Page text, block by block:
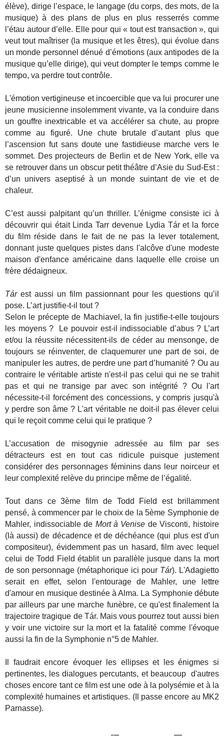
élève), dirige l’espace, le langage (du corps, des mots, de la
musique) à des plans de plus en plus resserrés comme
l’étau autour d’elle. Elle pour qui « tout est transaction », qui
veut tout maîtriser (la musique et les êtres), qui évolue dans
un monde personnel dénué d’émotions (aux antipodes de la
musique qu’elle dirige), qui veut dompter le temps comme le
tempo, va perdre tout contrôle.
L'émotion vertigineuse et incoercible que va lui procurer une
jeune musicienne insolemment vivante, va la conduire dans
un gouffre inextricable et va accélérer sa chute, au propre
comme au figuré. Une chute brutale d’autant plus que
l’ascension fut sans doute une fastidieuse marche vers le
sommet. Des projecteurs de Berlin et de New York, elle va
se retrouver dans un obscur petit théâtre d’Asie du Sud-Est :
d’un univers aseptisé à un monde suintant de vie et de
chaleur.
C’est aussi palpitant qu’un thriller. L’énigme consiste ici à
découvrir qui était Linda Tarr devenue Lydia Tár et la force
du film réside dans le fait de ne pas la lever totalement,
donnant juste quelques pistes dans l'alcôve d'une modeste
maison d'enfance américaine dans laquelle elle croise un
frère dédaigneux.
Tárest aussi un film passionnant pour les questions qu’il
pose. L’art justifie-t-il tout ?
Selon le précepte de Machiavel, la fin justifie-t-elle toujours
les moyens ? Le pouvoir est-il indissociable d’abus ? L’art
et/ou la réussite nécessitent-ils de céder au mensonge, de
toujours se réinventer, de claquemurer une part de soi, de
manipuler les autres, de perdre une part d’humanité ? Ou au
contraire le véritable artiste n'est-il pas celui qui ne se trahit
pas et qui ne transige par avec son intégrité ? Ou l'art
nécessite-t-il forcément des concessions, y compris jusqu'à
y perdre son âme ? L'art véritable ne doit-il pas élever celui
qui le reçoit comme celui qui le pratique ?
L’accusation de misogynie adressée au film par ses
détracteurs est en tout cas ridicule puisque justement
considérer des personnages féminins dans leur noirceur et
leur complexité relève du principe même de l’égalité.
Tout dans ce 3ème film de Todd Field est brillamment
pensé, à commencer par le choix de la 5ème Symphonie de
Mahler, indissociable de Mort à Venise de Visconti, histoire
(là aussi) de décadence et de déchéance (qui plus est d'un
compositeur), évidemment pas un hasard, film avec lequel
celui de Todd Field établit un parallèle jusque dans la mort
de son personnage (métaphorique ici pourTár). L'Adagietto
serait en effet, selon l'entourage de Mahler, une lettre
d'amour en musique destinée à Alma. La Symphonie débute
par ailleurs par une marche funèbre, ce qu'est finalement la
trajectoire tragique de Tár. Mais vous pourrez tout aussi bien
y voir une victoire sur la mort et la fatalité comme l'évoque
aussi la fin de la Symphonie n°5 de Mahler.
Il faudrait encore évoquer les ellipses et les énigmes si
pertinentes, les dialogues percutants, et beaucoup d'autres
choses encore tant ce film est une ode à la polysémie et à la
complexité humaines et artistiques. (Il passe encore au MK2
Parnasse).